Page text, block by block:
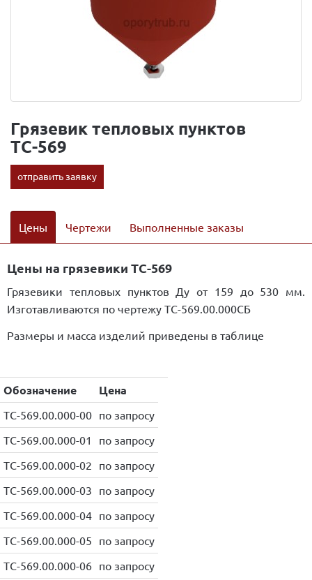
Грязевик тепловых пунктов
ТС-569
отправить заявку
Цены Чертежи Выполненные заказы
Цены на грязевики ТС-569
Грязевики тепловых пунктов Ду от 159 до 530 мм.
Изготавливаются по чертежу ТС-569.00.000СБ
Размеры и масса изделий приведены в таблице
Обозначение Цена
ТС-569.00.000-00 по запросу
ТС-569.00.000-01
по запросу
ТС-569.00.000-02 по запросу
ТС-569.00.000-03 по запросу
ТС-569.00.000-04 по запросу
ТС-569.00.000-05 по запросу
ТС-569.00.000-06 по запросу